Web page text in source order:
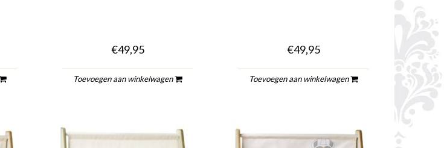
€49,95
Toevoegen aan winkelwagen
€49,95
Toevoegen aan winkelwagen